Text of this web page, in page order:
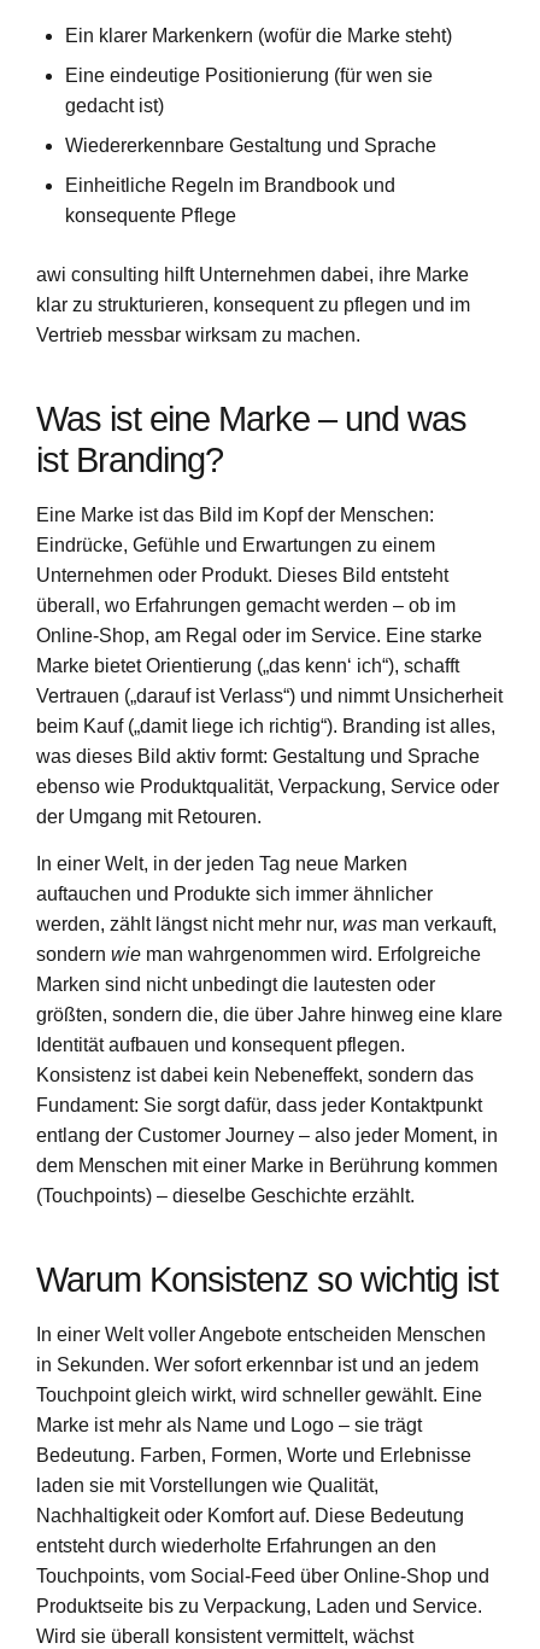
Ein klarer Markenkern (wofür die Marke steht)
Eine eindeutige Positionierung (für wen sie
gedacht ist)
Wiedererkennbare Gestaltung und Sprache
Einheitliche Regeln im Brandbook und
konsequente Pflege
awi consulting hilft Unternehmen dabei, ihre Marke
klar zu strukturieren, konsequent zu pflegen und im
Vertrieb messbar wirksam zu machen.
Was ist eine Marke – und was
ist Branding?
Eine Marke ist das Bild im Kopf der Menschen:
Eindrücke, Gefühle und Erwartungen zu einem
Unternehmen oder Produkt. Dieses Bild entsteht
überall, wo Erfahrungen gemacht werden – ob im
Online-Shop, am Regal oder im Service. Eine starke
Marke bietet Orientierung („das kenn‘ ich“), schafft
Vertrauen („darauf ist Verlass“) und nimmt Unsicherheit
beim Kauf („damit liege ich richtig“). Branding ist alles,
was dieses Bild aktiv formt: Gestaltung und Sprache
ebenso wie Produktqualität, Verpackung, Service oder
der Umgang mit Retouren.
In einer Welt, in der jeden Tag neue Marken
auftauchen und Produkte sich immer ähnlicher
werden, zählt längst nicht mehr nur, was man verkauft,
sondern wie man wahrgenommen wird. Erfolgreiche
Marken sind nicht unbedingt die lautesten oder
größten, sondern die, die über Jahre hinweg eine klare
Identität aufbauen und konsequent pflegen.
Konsistenz ist dabei kein Nebeneffekt, sondern das
Fundament: Sie sorgt dafür, dass jeder Kontaktpunkt
entlang der Customer Journey – also jeder Moment, in
dem Menschen mit einer Marke in Berührung kommen
(Touchpoints) – dieselbe Geschichte erzählt.
Warum Konsistenz so wichtig ist
In einer Welt voller Angebote entscheiden Menschen
in Sekunden. Wer sofort erkennbar ist und an jedem
Touchpoint gleich wirkt, wird schneller gewählt. Eine
Marke ist mehr als Name und Logo – sie trägt
Bedeutung. Farben, Formen, Worte und Erlebnisse
laden sie mit Vorstellungen wie Qualität,
Nachhaltigkeit oder Komfort auf. Diese Bedeutung
entsteht durch wiederholte Erfahrungen an den
Touchpoints, vom Social-Feed über Online-Shop und
Produktseite bis zu Verpackung, Laden und Service.
Wird sie überall konsistent vermittelt, wächst